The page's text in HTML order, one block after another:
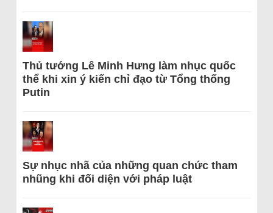
Thủ tướng Lê Minh Hưng làm nhục quốc
thể khi xin ý kiến chỉ đạo từ Tổng thống
Putin
Sự nhục nhã của những quan chức tham
nhũng khi đối diện với pháp luật